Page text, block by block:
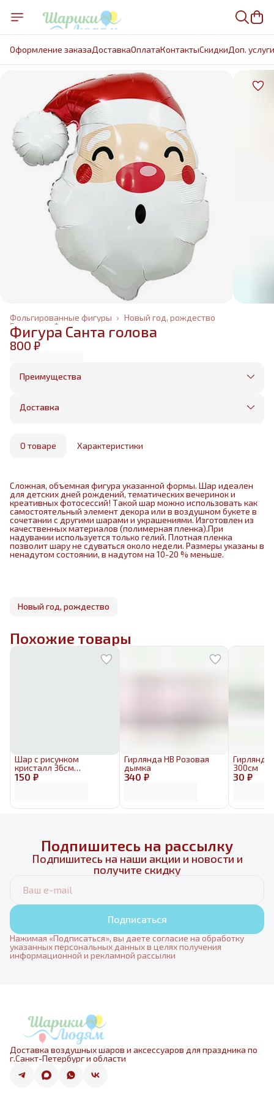
Оформление заказаДоставкаОплатаКонтактыCкидкиДоп. услуги
Новый год, рождество
Фольгированные фигуры ›
Фольгированные шары
Главная
Фигура Санта голова
800 ₽
Преимущества
Оплата частями в Сплит
Бесплатная доставка в пределах КАД
маркетплейса
Доставка
О товаре Характеристики
Сложная, объемная фигура указанной формы. Шар идеален
для детских дней рождений, тематических вечеринок и
креативных фотосессий! Такой шар можно использовать как
самостоятельный элемент декора или в воздушном букете в
сочетании с другими шарами и украшениями. Изготовлен из
качественных материалов (полимерная пленка).При
надувании используется только гелий. Плотная пленка
позволит шару не сдуваться около недели. Размеры указаны в
ненадутом состоянии, в надутом на 10-20 % меньше.
Новый год, рождество
Похожие товары
150 ₽
Шар с рисунком
кристалл 36см
Снежинки
340 ₽
Гирлянда HB Розовая
дымка
30 ₽
300см
Подпишитесь на рассылку
Подпишитесь на наши акции и новости и
получите скидку
Подписаться
Нажимая «Подписаться», вы даете согласие на обработку
указанных персональных данных в целях получения
информационной и рекламной рассылки
Доставка воздушных шаров и аксессуаров для праздника по
г.Санкт-Петербург и области